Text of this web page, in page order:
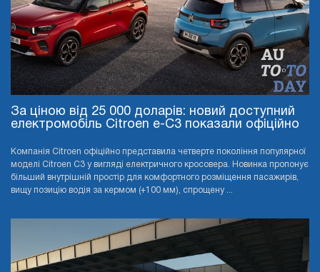
За ціною від 25 000 доларів: новий доступний
електромобіль Citroen e-C3 показали офіційно
Компанія Citroen офіційно представила четверте покоління популярної
моделі Citroen C3 у вигляді електричного кросовера. Новинка пропонує
більший внутрішній простір для комфортного розміщення пасажирів,
вищу позицію водія за кермом (+100 мм), спрощену ...